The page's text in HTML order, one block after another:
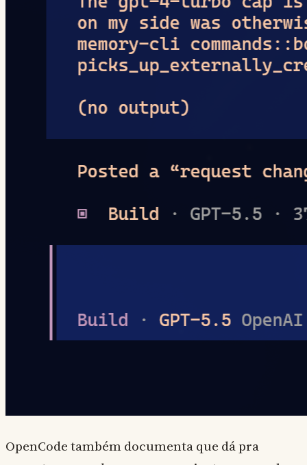
OpenCode também documenta que dá pra